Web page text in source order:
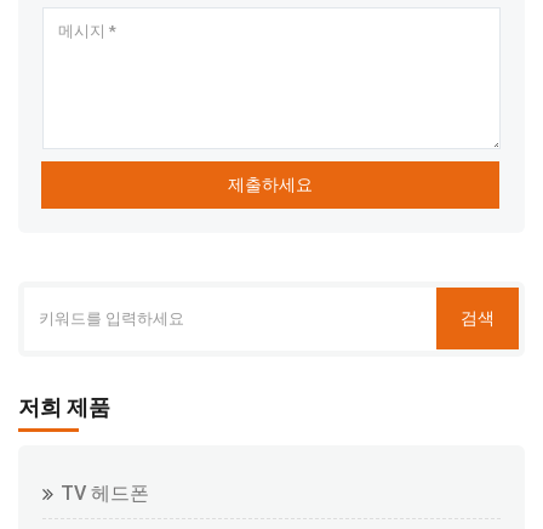
제출하세요
검색
저희 제품
TV 헤드폰